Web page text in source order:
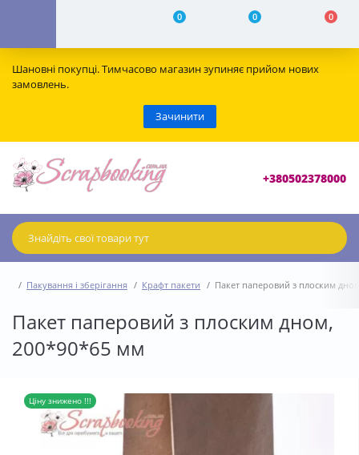
0 0 0
Шановні покупці. Тимчасово магазин зупиняє прийом нових
замовлень.
Зачинити
+380502378000
Пакування і зберігання Крафт пакети Пакет паперовий з плоским
Пакет паперовий з плоским дном,
200*90*65 мм
Ціну знижено !!!